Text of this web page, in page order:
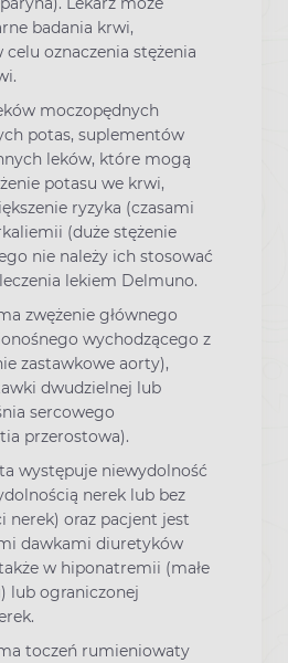
badania krwi,
celu oznaczenia stężenia
moczopędnych
potas, suplementów
leków, które mogą
potasu we krwi,
ryzyka (czasami
(duże stężenie
nie należy ich stosować
lekiem Delmuno.
zwężenie głównego
wychodzącego z
zastawkowe aorty),
dwudzielnej lub
sercowego
przerostowa).
występuje niewydolność
nerek lub bez
nerek) oraz pacjent jest
dawkami diuretyków
w hiponatremii (małe
lub ograniczonej
toczeń rumieniowaty